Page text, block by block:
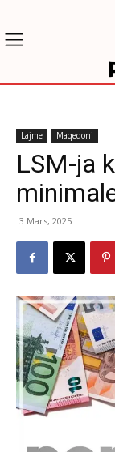
Lajme Maqedoni
LSM-ja
3 Mars, 2025